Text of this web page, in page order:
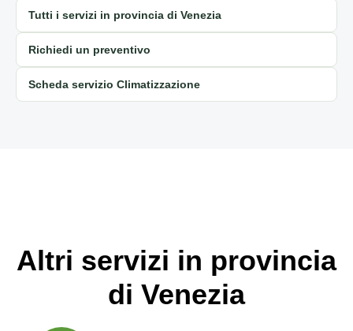
Tutti i servizi in provincia di Venezia
Richiedi un preventivo
Scheda servizio Climatizzazione
Altri servizi in provincia
di Venezia